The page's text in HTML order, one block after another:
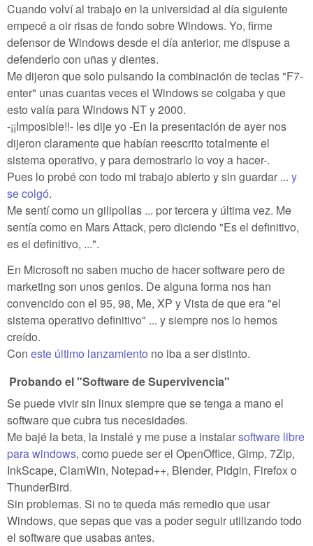
Cuando volví al trabajo en la universidad al día siguiente
empecé a oir risas de fondo sobre Windows. Yo, firme
defensor de Windows desde el día anterior, me dispuse a
defenderlo con uñas y dientes.
Me dijeron que solo pulsando la combinación de teclas "F7-
enter" unas cuantas veces el Windows se colgaba y que
esto valía para Windows NT y 2000.
-¡¡Imposible!!- les dije yo -En la presentación de ayer nos
dijeron claramente que habían reescrito totalmente el
sistema operativo, y para demostrarlo lo voy a hacer-.
Pues lo probé con todo mi trabajo abierto y sin guardar ... y
se colgó.
Me sentí como un gilipollas ... por tercera y última vez. Me
sentía como en Mars Attack, pero diciendo "Es el definitivo,
es el definitivo, ...".
En Microsoft no saben mucho de hacer software pero de
marketing son unos genios. De alguna forma nos han
convencido con el 95, 98, Me, XP y Vista de que era "el
sistema operativo definitivo" ... y siempre nos lo hemos
creído.
Con este último lanzamiento no iba a ser distinto.
Probando el "Software de Supervivencia"
Se puede vivir sin linux siempre que se tenga a mano el
software que cubra tus necesidades.
Me bajé la beta, la instalé y me puse a instalarsoftware libre
para windows, como puede ser el OpenOffice, Gimp, 7Zip,
InkScape, ClamWin, Notepad++, Blender, Pidgin, Firefox o
ThunderBird.
Sin problemas. Si no te queda más remedio que usar
Windows, que sepas que vas a poder seguir utilizando todo
el software que usabas antes.